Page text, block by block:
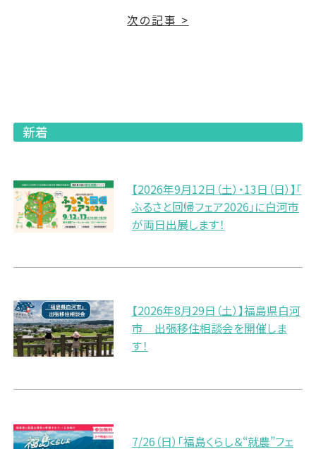
次の記事 >
新着
【2026年9月12日（土）・13日（日）】「
ふるさと回帰フェア2026」に白河市
が両日出展します！
【2026年8月29日（土）】福島県白河
市 出張移住相談会を開催しま
す！
7/26（日）「福島くらし＆“就農”フェ